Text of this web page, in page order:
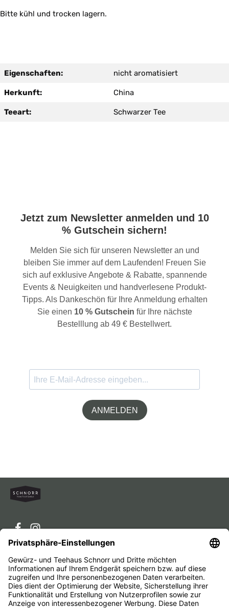
Bitte kühl und trocken lagern.
Eigenschaften: nicht aromatisiert
Herkunft: China
Teeart: Schwarzer Tee
Jetzt zum Newsletter anmelden und 10
% Gutschein sichern!
Melden Sie sich für unseren Newsletter an und
bleiben Sie immer auf dem Laufenden! Freuen Sie
sich auf exklusive Angebote & Rabatte, spannende
Events & Neuigkeiten und handverlesene Produkt-
Tipps. Als Dankeschön für Ihre Anmeldung erhalten
Sie einen 10 % Gutschein für Ihre nächste
Bestelllung ab 49 € Bestellwert.
ANMELDEN
Service-Hotline
Service